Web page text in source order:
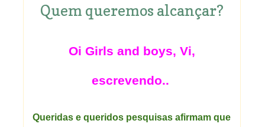
Quem queremos alcançar?
Oi Girls and boys, Vi,
escrevendo..
Queridas e queridos pesquisas afirmam que